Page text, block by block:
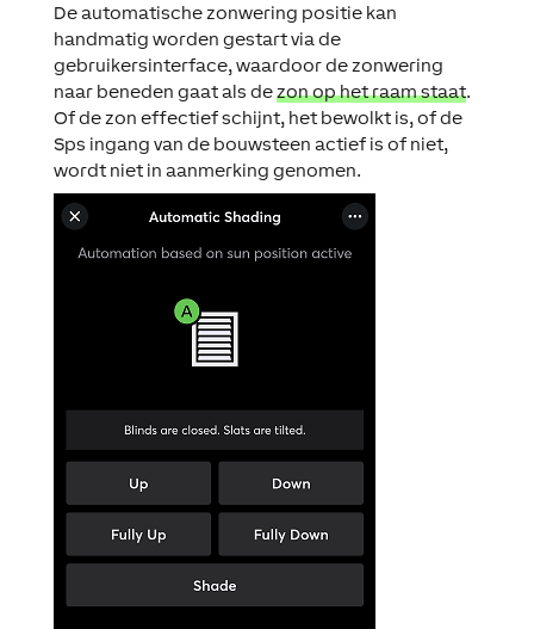
De automatische zonwering positie kan
handmatig worden gestart via de
gebruikersinterface, waardoor de zonwering
naar beneden gaat als dezon op het raam staat.
Of de zon effectief schijnt, het bewolkt is, of de
Sps ingang van de bouwsteen actief is of niet,
wordt niet in aanmerking genomen.